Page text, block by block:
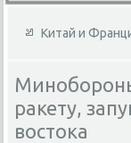
Китай и
ракету,
востока